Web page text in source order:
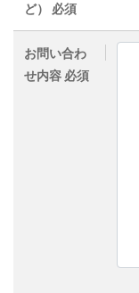
ど） 必須
お問い合わ
せ内容 必須